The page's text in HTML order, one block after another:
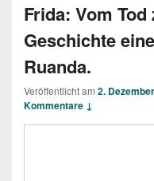
Frida: Vom
Geschichte
Ruanda.
Veröffentlicht am 2.
Kommentare ↓